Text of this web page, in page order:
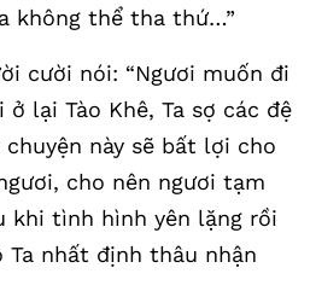
không thể tha thứ…”
cười nói: “Ngươi muốn đi
ở lại Tào Khê, Ta sợ các đệ
này sẽ bất lợi cho
cho nên ngươi tạm
khi tình hình yên lặng rồi
Ta nhất định thâu nhận